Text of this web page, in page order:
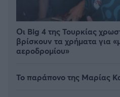
Οι Big 4 της Τουρκίας
βρίσκουν τα χρήματα για
αεροδρομίου»
Το παράπονο της Μαρίας